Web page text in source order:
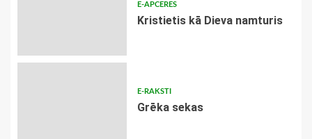
E-APCERES
Kristietis kā Dieva namturis
E-RAKSTI
Grēka sekas